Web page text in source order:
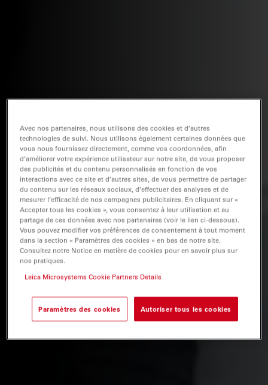
Avec nos partenaires, nous utilisons des cookies et d’autres
technologies de suivi. Nous utilisons également certaines données que
vous nous fournissez directement, comme vos coordonnées, afin
d’améliorer votre expérience utilisateur sur notre site, de vous proposer
des publicités et du contenu personnalisés en fonction de vos
interactions avec ce site et d’autres sites, de vous permettre de partager
du contenu sur les réseaux sociaux, d’effectuer des analyses et de
mesurer l’efficacité de nos campagnes publicitaires. En cliquant sur «
Accepter tous les cookies », vous consentez à leur utilisation et au
partage de ces données avec nos partenaires (voir le lien ci-dessous).
Vous pouvez modifier vos préférences de consentement à tout moment
dans la section « Paramètres des cookies » en bas de notre site.
Consultez notre Notice en matière de cookies pour en savoir plus sur
nos pratiques.
Leica Microsystems Cookie Partners Details
Paramètres des cookies Autoriser tous les cookies